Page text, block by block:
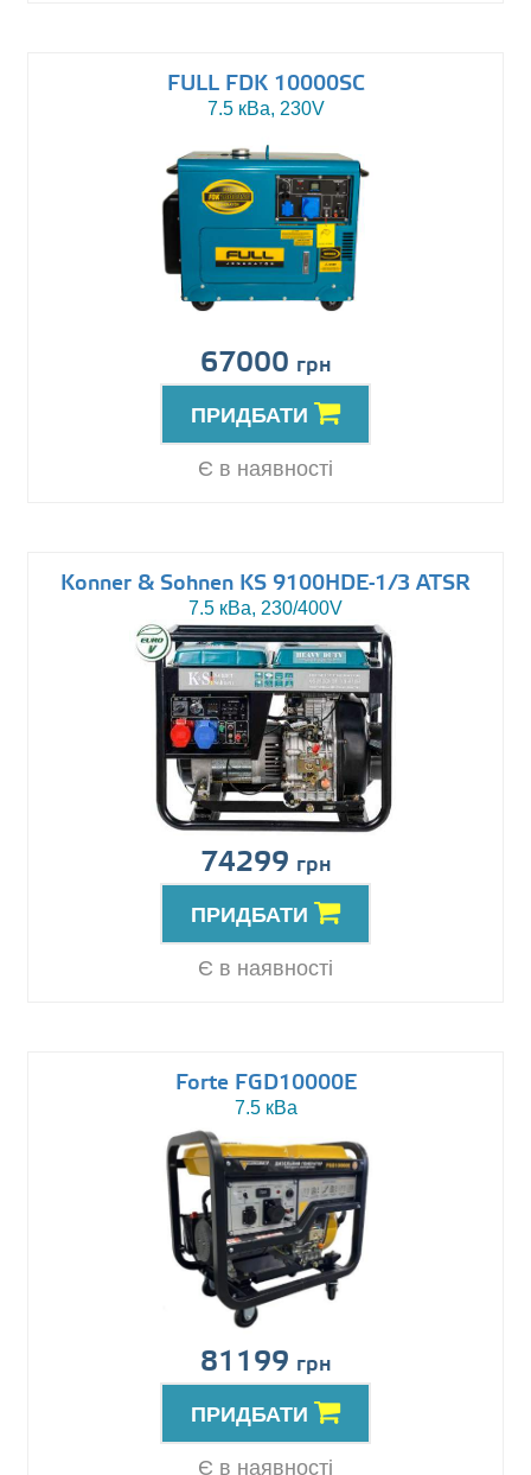
FULL FDK 10000SC
7.5 кВа, 230V
67000 грн
ПРИДБАТИ
Є в наявності
Konner & Sohnen KS 9100HDE-1/3 ATSR
7.5 кВа, 230/400V
74299 грн
ПРИДБАТИ
Є в наявності
Forte FGD10000E
7.5 кВа
81199 грн
ПРИДБАТИ
Є в наявності